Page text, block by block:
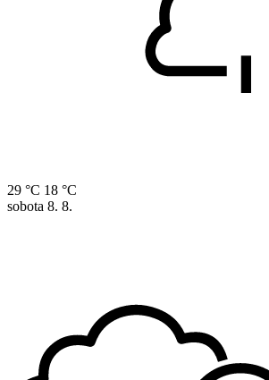
29 °C 18 °C
sobota 8. 8.